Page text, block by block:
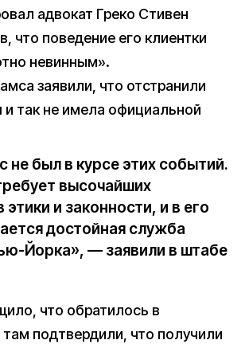
адвокат Греко Стивен
что поведение его клиентки
невинным».
заявили, что отстранили
и так не имела официальной
не был в курсе этих событий.
высочайших
этики и законности, и в его
достойная служба
Йорка», — заявили в штабе
что обратилось в
там подтвердили, что получили